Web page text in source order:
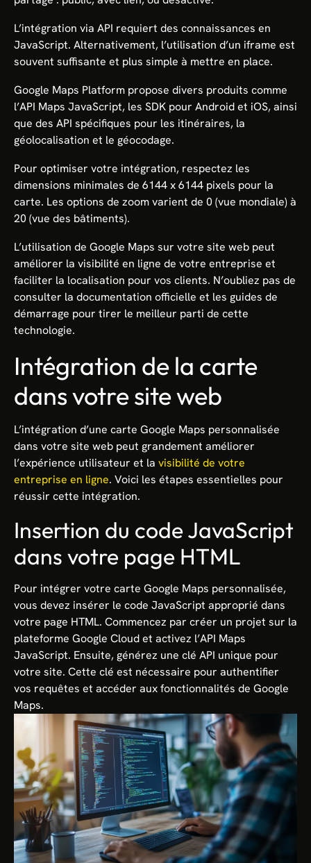
L’intégration via API requiert des connaissances en
JavaScript. Alternativement, l’utilisation d’un iframe est
souvent suffisante et plus simple à mettre en place.
Google Maps Platform propose divers produits comme
l’API Maps JavaScript, les SDK pour Android et iOS, ainsi
que des API spécifiques pour les itinéraires, la
géolocalisation et le géocodage.
Pour optimiser votre intégration, respectez les
dimensions minimales de 6144 x 6144 pixels pour la
carte. Les options de zoom varient de 0 (vue mondiale) à
20 (vue des bâtiments).
L’utilisation de Google Maps sur votre site web peut
améliorer la visibilité en ligne de votre entreprise et
faciliter la localisation pour vos clients. N’oubliez pas de
consulter la documentation officielle et les guides de
démarrage pour tirer le meilleur parti de cette
technologie.
Intégration de la carte
dans votre site web
L’intégration d’une carte Google Maps personnalisée
dans votre site web peut grandement améliorer
l’expérience utilisateur et la visibilité de votre
entreprise en ligne. Voici les étapes essentielles pour
réussir cette intégration.
Insertion du code JavaScript
dans votre page HTML
Pour intégrer votre carte Google Maps personnalisée,
vous devez insérer le code JavaScript approprié dans
votre page HTML. Commencez par créer un projet sur la
plateforme Google Cloud et activez l’API Maps
JavaScript. Ensuite, générez une clé API unique pour
votre site. Cette clé est nécessaire pour authentifier
vos requêtes et accéder aux fonctionnalités de Google
Maps.